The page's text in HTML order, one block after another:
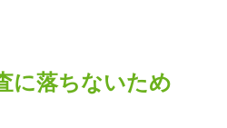
に落ちないため